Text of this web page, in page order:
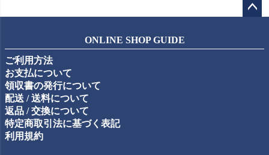
ップ
ONLINE SHOP GUIDE
ご利用方法
お支払について
領収書の発行について
配送 / 送料について
返品 / 交換について
特定商取引法に基づく表記
利用規約